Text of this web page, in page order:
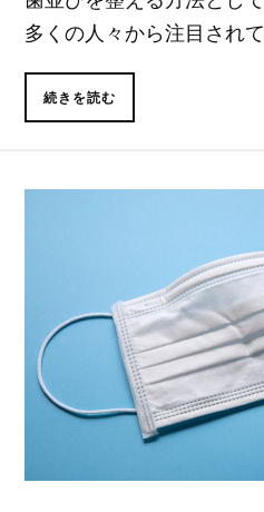
多くの人々から注目されて
続きを読む